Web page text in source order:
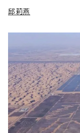
邱莉燕